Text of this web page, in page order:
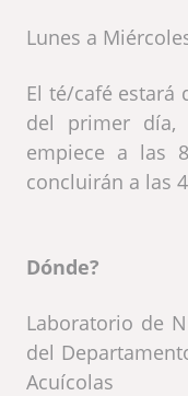
Lunes a
El té/café estará
del primer día,
empiece a las
concluirán a las
Dónde?
Laboratorio de
del
Acuícolas